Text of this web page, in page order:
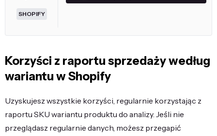
SHOPIFY
Korzyści z raportu sprzedaży według
wariantu w Shopify
Uzyskujesz wszystkie korzyści, regularnie korzystając z
raportu SKU wariantu produktu do analizy. Jeśli nie
przeglądasz regularnie danych, możesz przegapić